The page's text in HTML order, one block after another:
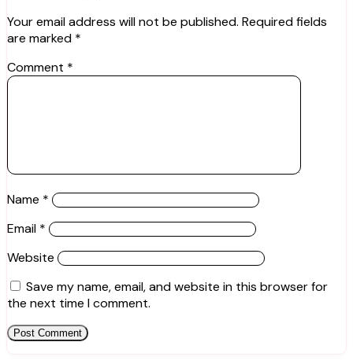
Your email address will not be published. Required fields
are marked *
Comment *
Name *
Email *
Website
Save my name, email, and website in this browser for
the next time I comment.